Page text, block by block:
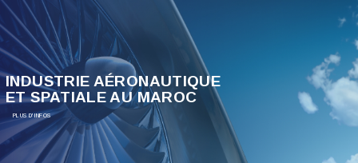
INDUSTRIE AÉRONAUTIQUE
ET SPATIALE AU MAROC
PLUS D'INFOS